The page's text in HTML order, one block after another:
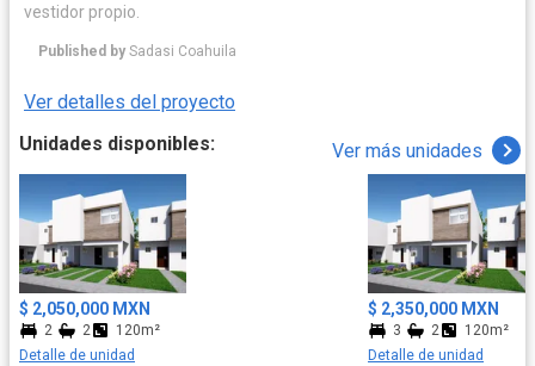
vestidor propio.
Published by Sadasi Coahuila
Ver detalles del proyecto
Unidades disponibles:
Ver más unidades
$ 2,050,000 MXN
2 2
120m²
Detalle de unidad
$ 2,350,000 MXN
3 2
120m²
Detalle de unidad